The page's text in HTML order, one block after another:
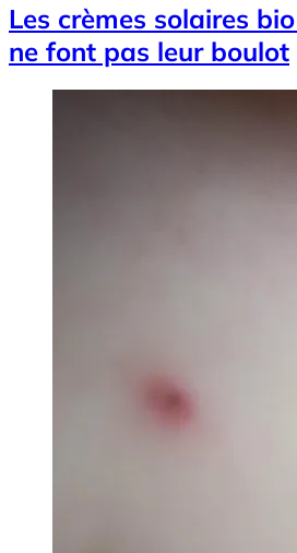
Les crèmes solaires
ne font pas leur boulot